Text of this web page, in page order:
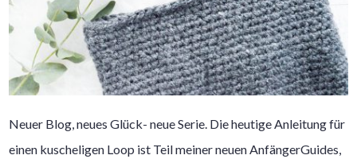
Neuer Blog, neues Glück- neue Serie. Die heutige Anleitung für
einen kuscheligen Loop ist Teil meiner neuen AnfängerGuides,